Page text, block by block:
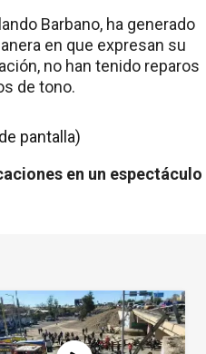
Barbano, ha generado
en que expresan su
no han tenido reparos
de tono.
en un espectáculo